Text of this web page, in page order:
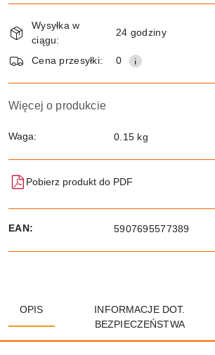
i
dostawa
Wysyłka w
ciągu:
24 godziny
Cena przesyłki: 0
Więcej o produkcie
Waga: 0.15 kg
Pobierz produkt do PDF
EAN: 5907695577389
OPIS
INFORMACJE DOT.
BEZPIECZEŃSTWA